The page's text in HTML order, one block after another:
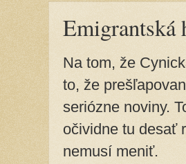
Emigrantská
Na tom, že
to, že
seriózne noviny.
očividne tu desať
nemusí meniť.